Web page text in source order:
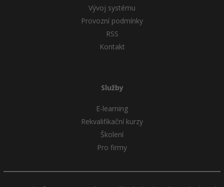
Vývoj systému
Provozní podmínky
RSS
Kontakt
Služby
E-learning
Rekvalifikační kurzy
Školení
Pro firmy